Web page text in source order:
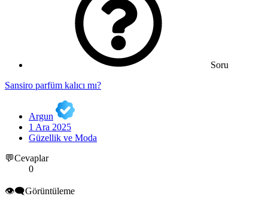
Soru
Sansiro parfüm kalıcı mı?
Argun
1 Ara 2025
Güzellik ve Moda
💬Cevaplar
0
👁️‍🗨️Görüntüleme